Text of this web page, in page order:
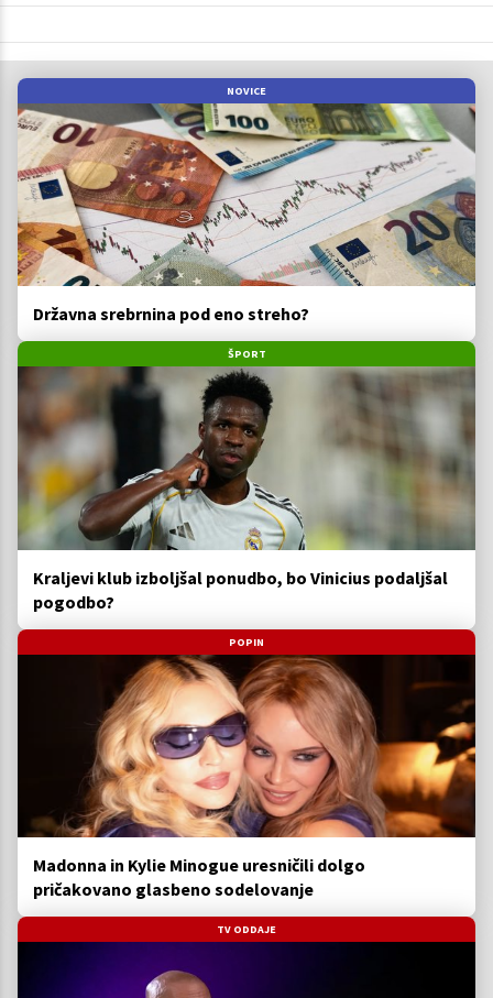
NOVICE
Državna srebrnina pod eno streho?
ŠPORT
Kraljevi klub izboljšal ponudbo, bo Vinicius podaljšal
pogodbo?
POPIN
Madonna in Kylie Minogue uresničili dolgo
pričakovano glasbeno sodelovanje
TV ODDAJE